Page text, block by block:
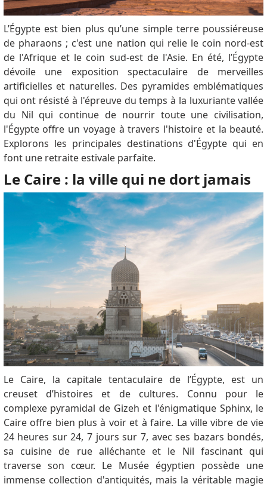
L’Égypte est bien plus qu’une simple terre poussiéreuse
de pharaons ; c'est une nation qui relie le coin nord-est
de l'Afrique et le coin sud-est de l'Asie. En été, l’Égypte
dévoile une exposition spectaculaire de merveilles
artificielles et naturelles. Des pyramides emblématiques
qui ont résisté à l'épreuve du temps à la luxuriante vallée
du Nil qui continue de nourrir toute une civilisation,
l'Égypte offre un voyage à travers l'histoire et la beauté.
Explorons les principales destinations d'Égypte qui en
font une retraite estivale parfaite.
Le Caire : la ville qui ne dort jamais
Le Caire, la capitale tentaculaire de l’Égypte, est un
creuset d’histoires et de cultures. Connu pour le
complexe pyramidal de Gizeh et l'énigmatique Sphinx, le
Caire offre bien plus à voir et à faire. La ville vibre de vie
24 heures sur 24, 7 jours sur 7, avec ses bazars bondés,
sa cuisine de rue alléchante et le Nil fascinant qui
traverse son cœur. Le Musée égyptien possède une
immense collection d'antiquités, mais la véritable magie